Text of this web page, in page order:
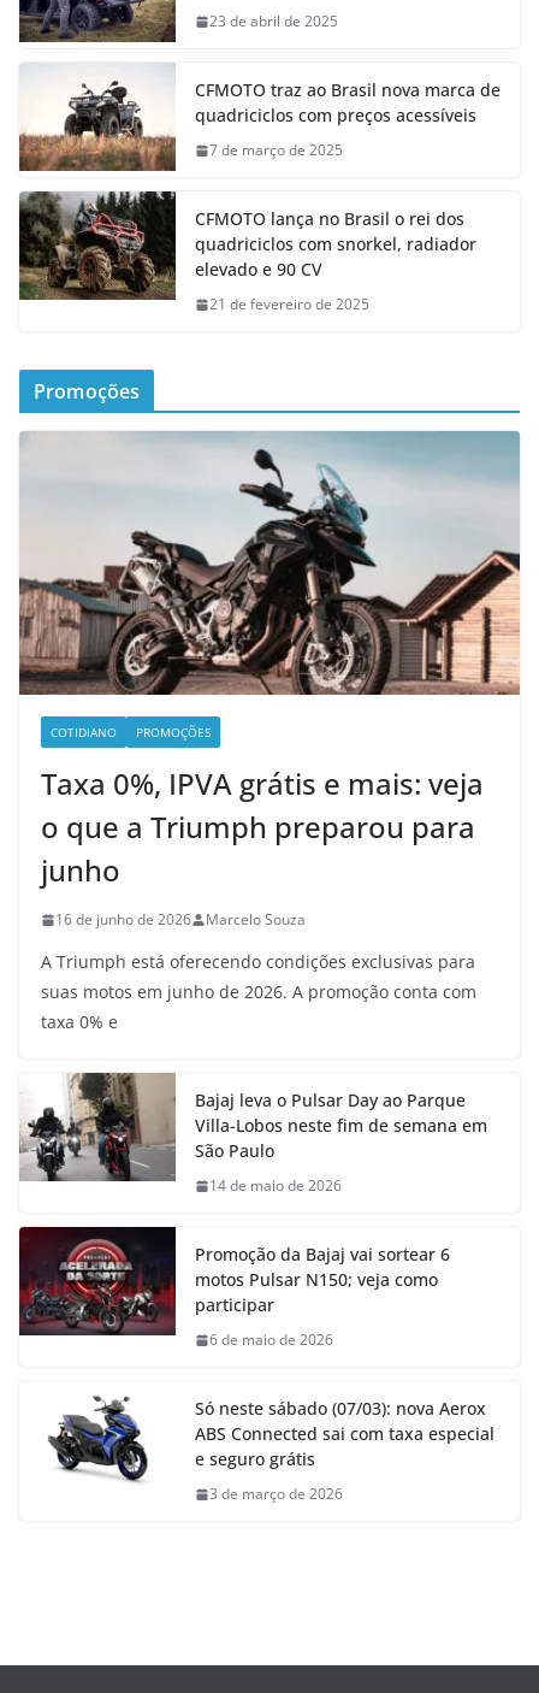
23 de abril de 2025
CFMOTO traz ao Brasil nova marca de
quadriciclos com preços acessíveis
7 de março de 2025
CFMOTO lança no Brasil o rei dos
quadriciclos com snorkel, radiador
elevado e 90 CV
21 de fevereiro de 2025
Promoções
COTIDIANO PROMOÇÕES
Taxa 0%, IPVA grátis e mais: veja
o que a Triumph preparou para
junho
16 de junho de 2026 Marcelo Souza
A Triumph está oferecendo condições exclusivas para
suas motos em junho de 2026. A promoção conta com
taxa 0% e
Bajaj leva o Pulsar Day ao Parque
Villa-Lobos neste fim de semana em
São Paulo
14 de maio de 2026
Promoção da Bajaj vai sortear 6
motos Pulsar N150; veja como
participar
6 de maio de 2026
Só neste sábado (07/03): nova Aerox
ABS Connected sai com taxa especial
e seguro grátis
3 de março de 2026